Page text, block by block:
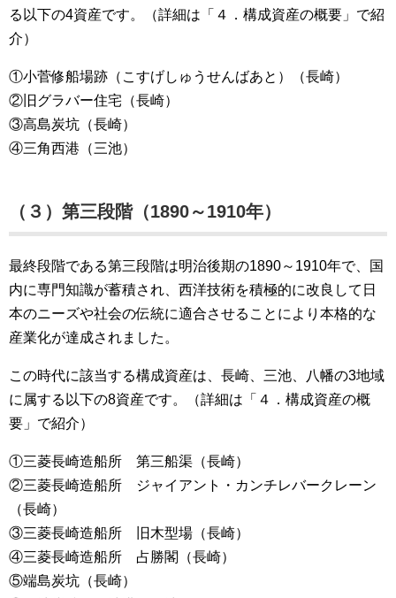
る以下の4資産です。（詳細は「４．構成資産の概要」で紹
介）
①小菅修船場跡（こすげしゅうせんばあと）（長崎）
②旧グラバー住宅（長崎）
③高島炭坑（長崎）
④三角西港（三池）
（３）第三段階（1890～1910年）
最終段階である第三段階は明治後期の1890～1910年で、国
内に専門知識が蓄積され、西洋技術を積極的に改良して日
本のニーズや社会の伝統に適合させることにより本格的な
産業化が達成されました。
この時代に該当する構成資産は、長崎、三池、八幡の3地域
に属する以下の8資産です。（詳細は「４．構成資産の概
要」で紹介）
①三菱長崎造船所 第三船渠（長崎）
②三菱長崎造船所 ジャイアント・カンチレバークレーン
（長崎）
③三菱長崎造船所 旧木型場（長崎）
④三菱長崎造船所 占勝閣（長崎）
⑤端島炭坑（長崎）